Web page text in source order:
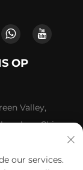
OP
Valley,
China.
our services.